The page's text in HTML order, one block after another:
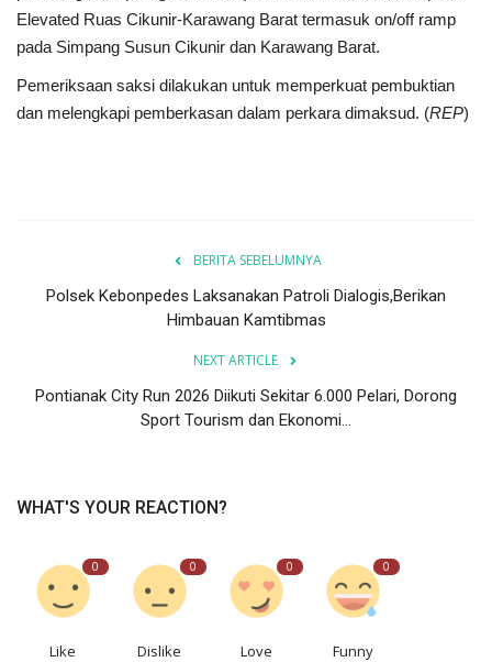
Elevated Ruas Cikunir-Karawang Barat termasuk on/off ramp
pada Simpang Susun Cikunir dan Karawang Barat.
Pemeriksaan saksi dilakukan untuk memperkuat pembuktian
dan melengkapi pemberkasan dalam perkara dimaksud. (REP)
BERITA SEBELUMNYA
Polsek Kebonpedes Laksanakan Patroli Dialogis,Berikan
Himbauan Kamtibmas
NEXT ARTICLE
Pontianak City Run 2026 Diikuti Sekitar 6.000 Pelari, Dorong
Sport Tourism dan Ekonomi...
WHAT'S YOUR REACTION?
0
Like
0
Dislike
0
Love
0
Funny